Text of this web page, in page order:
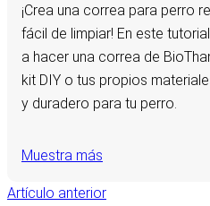
¡Crea una correa para perro
fácil de limpiar! En este
a hacer una correa de
kit DIY o tus propios
y duradero para tu perro.
Muestra más
Artículo anterior